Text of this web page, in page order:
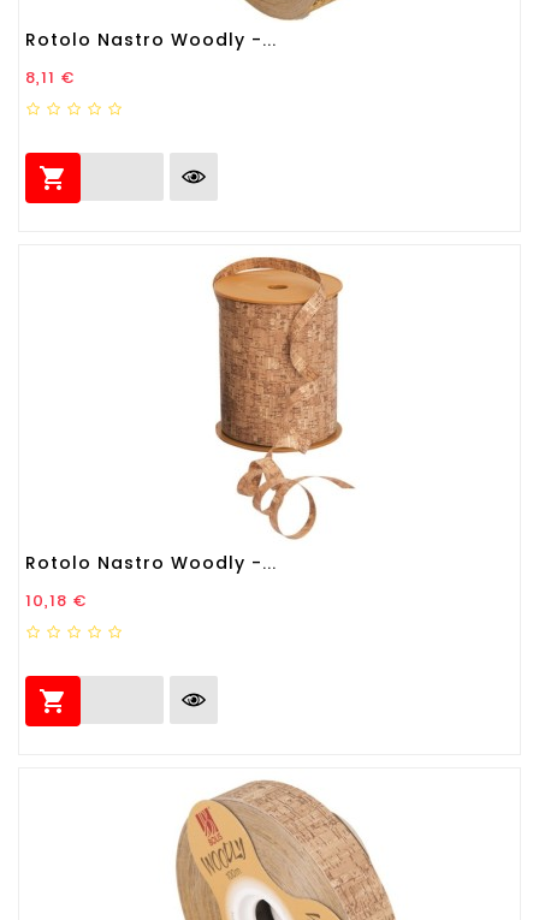
Rotolo Nastro Woodly -...
Prezzo
8,11 €

Rotolo Nastro Woodly -...
Prezzo
10,18 €
